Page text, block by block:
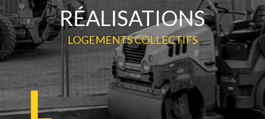
RÉALISATIONS
LOGEMENTS COLLECTIFS